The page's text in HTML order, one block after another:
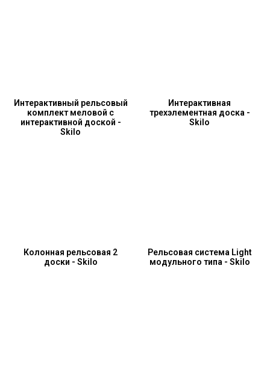
Интерактивный рельсовый
комплект меловой с
интерактивной доской -
Skilo
Интерактивная
трехэлементная доска -
Skilo
Колонная рельсовая 2
доски - Skilo
Рельсовая система Light
модульного типа - Skilo